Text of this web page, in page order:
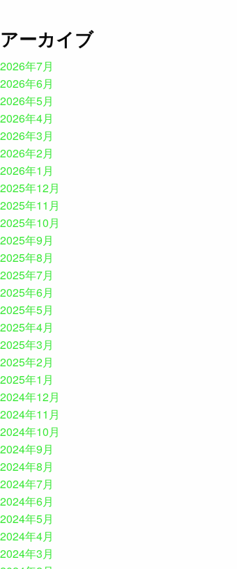
アーカイブ
2026年7月
2026年6月
2026年5月
2026年4月
2026年3月
2026年2月
2026年1月
2025年12月
2025年11月
2025年10月
2025年9月
2025年8月
2025年7月
2025年6月
2025年5月
2025年4月
2025年3月
2025年2月
2025年1月
2024年12月
2024年11月
2024年10月
2024年9月
2024年8月
2024年7月
2024年6月
2024年5月
2024年4月
2024年3月